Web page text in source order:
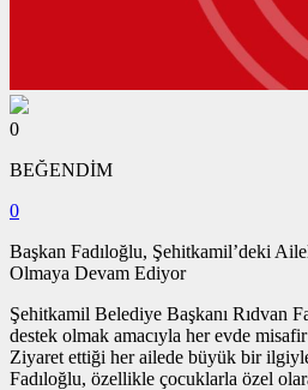
0
BEĞENDİM
0
Başkan Fadıloğlu, Şehitkamil’deki
Olmaya Devam Ediyor
Şehitkamil Belediye Başkanı Rıdvan
destek olmak amacıyla her evde
Ziyaret ettiği her ailede büyük bir
Fadıloğlu, özellikle çocuklarla özel